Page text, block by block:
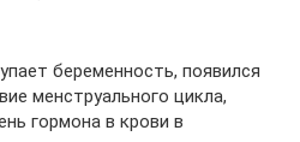
беременность, появился
менструального цикла,
гормона в крови в